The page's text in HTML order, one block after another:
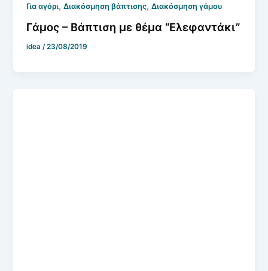
Για αγόρι,Διακόσμηση βάπτισης,Διακόσμηση γάμου
Γάμος – Βάπτιση με θέμα “Ελεφαντάκι”
idea /23/08/2019